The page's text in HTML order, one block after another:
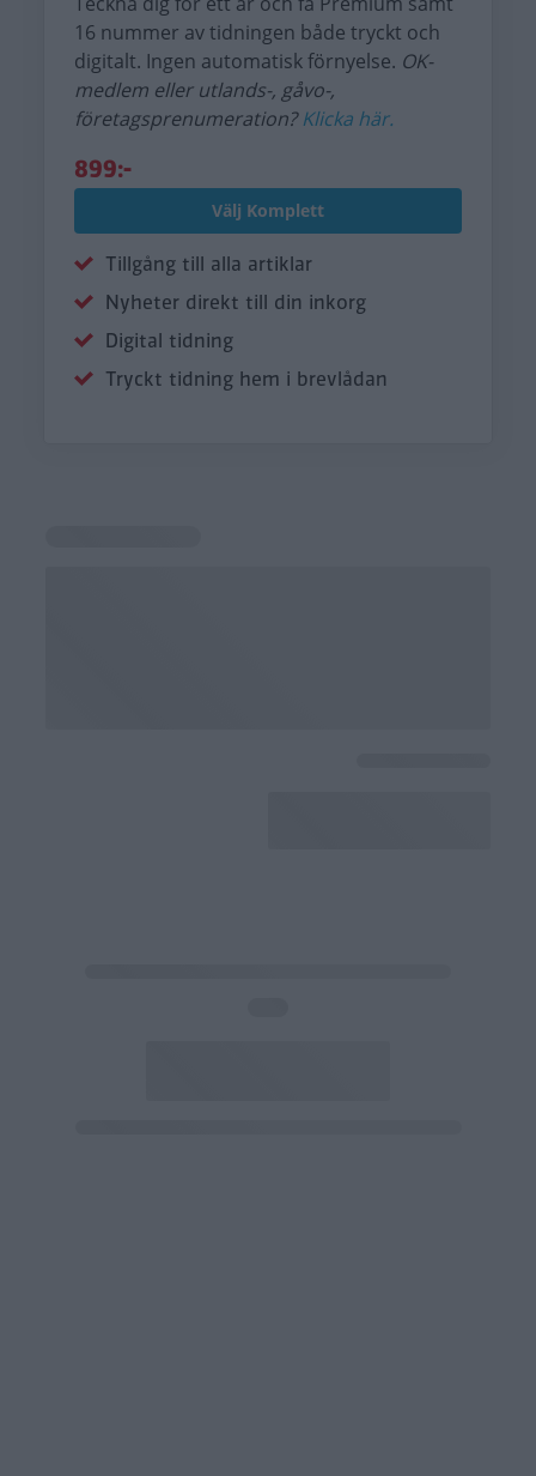
16 nummer av tidningen både tryckt och
digitalt. Ingen automatisk förnyelse. OK-
medlem eller utlands-, gåvo-,
företagsprenumeration?Klicka här.
899:-
Välj Komplett
Tillgång till alla artiklar
Nyheter direkt till din inkorg
Digital tidning
Tryckt tidning hem i brevlådan